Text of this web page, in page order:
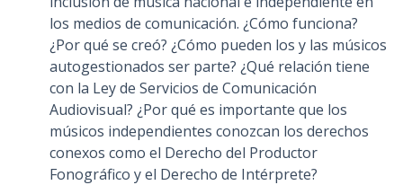
los medios de comunicación. ¿Cómo funciona?
¿Por qué se creó? ¿Cómo pueden los y las músicos
autogestionados ser parte? ¿Qué relación tiene
con la Ley de Servicios de Comunicación
Audiovisual? ¿Por qué es importante que los
músicos independientes conozcan los derechos
conexos como el Derecho del Productor
Fonográfico y el Derecho de Intérprete?